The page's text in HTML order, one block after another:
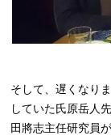
そして、遅くなり
していた氏原岳人
田將志主任研究員